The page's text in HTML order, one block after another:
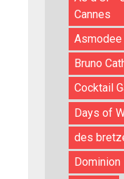
Cannes
Asmodee
Bruno
Cocktail
Days of
des
Dominion